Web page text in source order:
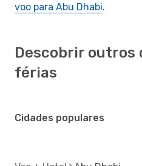
voo para Abu Dhabi.
Descobrir outros
férias
Cidades populares